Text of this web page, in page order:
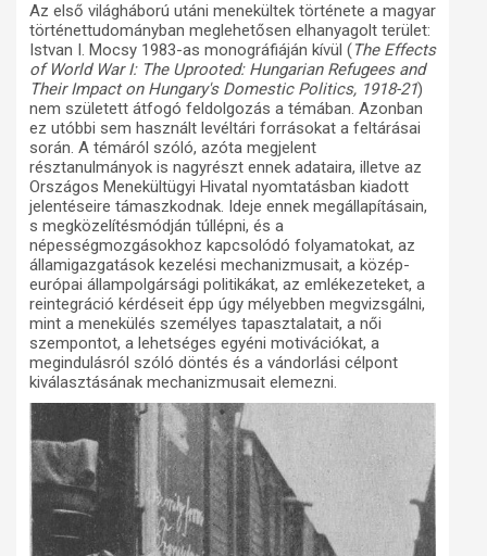
Az első világháború utáni menekültek története a magyar
történettudományban meglehetősen elhanyagolt terület:
Istvan I. Mocsy 1983-as monográfiáján kívül (The Effects
of World War I: The Uprooted: Hungarian Refugees and
Their Impact on Hungary's Domestic Politics, 1918-21)
nem született átfogó feldolgozás a témában. Azonban
ez utóbbi sem használt levéltári forrásokat a feltárásai
során. A témáról szóló, azóta megjelent
résztanulmányok is nagyrészt ennek adataira, illetve az
Országos Menekültügyi Hivatal nyomtatásban kiadott
jelentéseire támaszkodnak. Ideje ennek megállapításain,
s megközelítésmódján túllépni, és a
népességmozgásokhoz kapcsolódó folyamatokat, az
államigazgatások kezelési mechanizmusait, a közép-
európai állampolgársági politikákat, az emlékezeteket, a
reintegráció kérdéseit épp úgy mélyebben megvizsgálni,
mint a menekülés személyes tapasztalatait, a női
szempontot, a lehetséges egyéni motivációkat, a
megindulásról szóló döntés és a vándorlási célpont
kiválasztásának mechanizmusait elemezni.